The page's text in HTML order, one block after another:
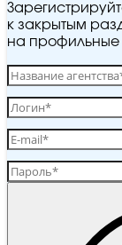
к закрытым
на профильные